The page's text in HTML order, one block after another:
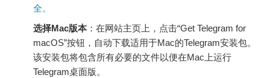
全。
选择Mac版本：在网站主页上，点击“Get Telegram for
macOS”按钮，自动下载适用于Mac的Telegram安装包。
该安装包将包含所有必要的文件以便在Mac上运行
Telegram桌面版。